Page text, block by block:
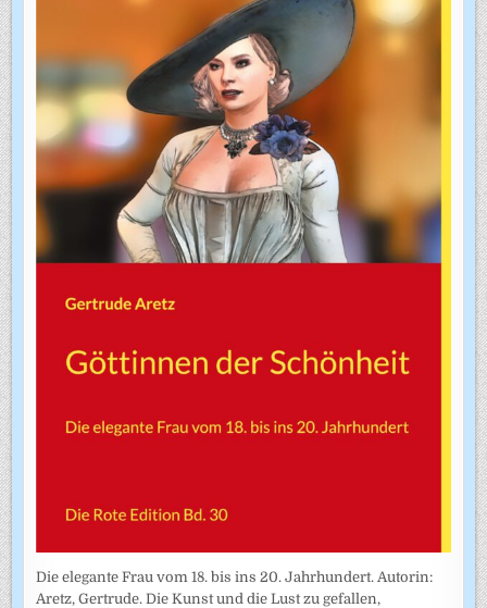
Die elegante Frau vom 18. bis ins 20. Jahrhundert. Autorin:
Aretz, Gertrude. Die Kunst und die Lust zu gefallen,